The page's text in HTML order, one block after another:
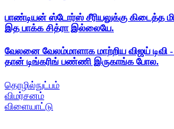
பாண்டியன் ஸ்டோர்ஸ் சீரியலுக்கு கிடைத்த
இத பாக்க சித்ரா இல்லையே.
வேலனை வேலம்மாளாக மாற்றிய விஜய்
தான் டிங்கரிங் பண்ணி இருகாங்க போல.
தொழில்நுட்பம்
விமர்சனம்
விளையாட்டு